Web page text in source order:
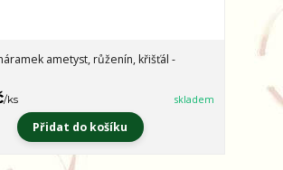
ametyst, růženín, křišťál -
/ks skladem
Přidat do košíku